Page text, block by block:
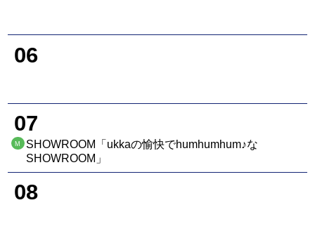
06
07
M
SHOWROOM「ukkaの愉快でhumhumhum♪な
SHOWROOM」
08